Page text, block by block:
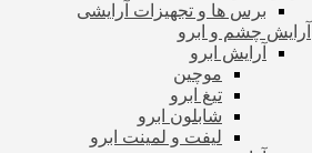
برس ها و تجهیزات آرایشی
آرایش چشم و ابرو
آرایش ابرو
موچین
تیغ ابرو
شابلون ابرو
لیفت و لمینت ابرو